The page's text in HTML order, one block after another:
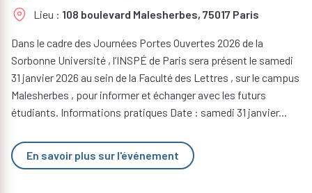
Lieu
108 boulevard Malesherbes, 75017 Paris
Dans le cadre des Journées Portes Ouvertes 2026 de la
Sorbonne Université , l’INSPÉ de Paris sera présent le samedi
31 janvier 2026 au sein de la Faculté des Lettres , sur le campus
Malesherbes , pour informer et échanger avec les futurs
étudiants. Informations pratiques Date : samedi 31 janvier...
En savoir plus sur l'événement